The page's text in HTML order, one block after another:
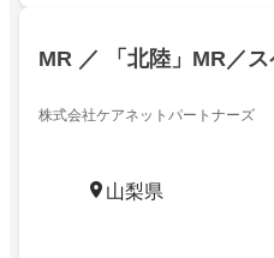
MR ／ 「北陸」MR／
株式会社ケアネットパートナーズ
山梨県